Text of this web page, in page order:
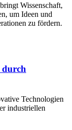
Wissenschaft,
um Ideen und
zu fördern.
durch
Technologien
industriellen